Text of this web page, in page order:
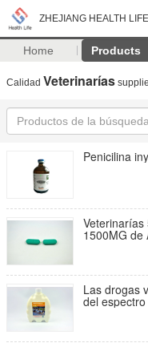
ZHEJIANG HEALTH
Home Products
Calidad Veterinarías
Penicilina
Veterinarías
1500MG de
Las drogas
del